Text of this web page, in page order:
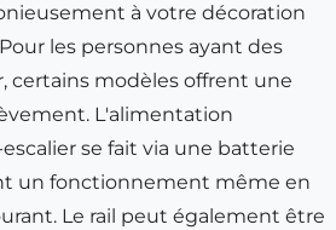
à votre décoration
les personnes ayant des
certains modèles offrent une
L'alimentation
se fait via une batterie
un fonctionnement même en
Le rail peut également être